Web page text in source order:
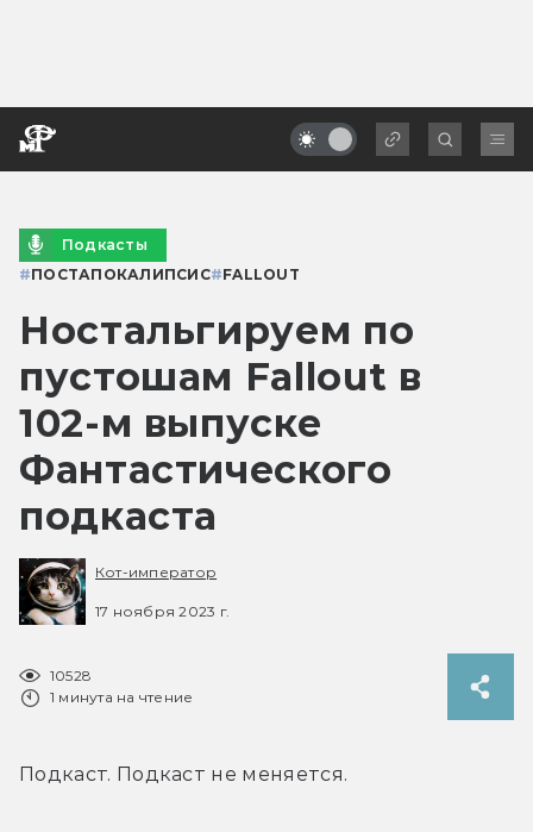
Подкасты
#ПОСТАПОКАЛИПСИС#FALLOUT
Ностальгируем по
пустошам Fallout в
102-м выпуске
Фантастического
подкаста
Кот-император
17 ноября 2023 г.
10528
1 минута на чтение
Подкаст. Подкаст не меняется.